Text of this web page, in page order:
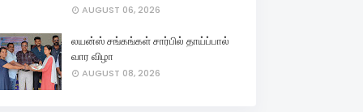
AUGUST 06, 2026
லயன்ஸ் சங்கங்கள் சார்பில் தாய்ப்பால்
வார விழா
AUGUST 08, 2026